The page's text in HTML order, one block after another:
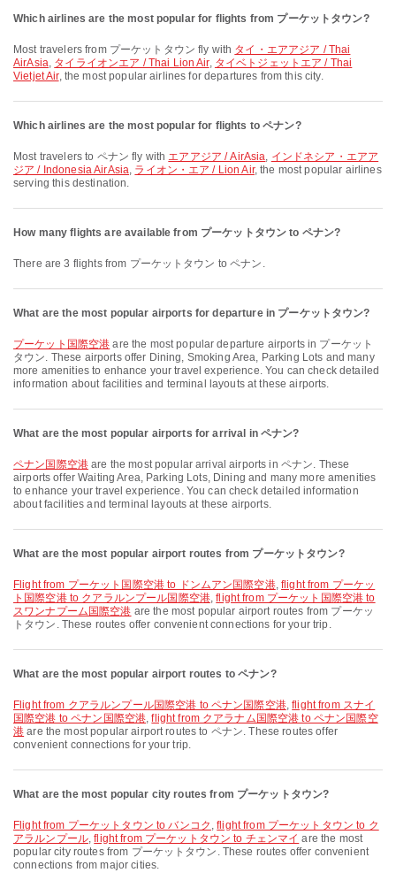
Which airlines are the most popular for flights from プーケットタウン?
Most travelers from プーケットタウン fly with タイ・エアアジア / Thai
AirAsia, タイライオンエア / Thai Lion Air, タイベトジェットエア / Thai
Vietjet Air, the most popular airlines for departures from this city.
Which airlines are the most popular for flights to ペナン?
Most travelers to ペナン fly with エアアジア / AirAsia, インドネシア・エアア
ジア / Indonesia AirAsia, ライオン・エア / Lion Air, the most popular airlines
serving this destination.
How many flights are available from プーケットタウン to ペナン?
There are 3 flights from プーケットタウン to ペナン.
What are the most popular airports for departure in プーケットタウン?
プーケット国際空港 are the most popular departure airports in プーケット
タウン. These airports offer Dining, Smoking Area, Parking Lots and many
more amenities to enhance your travel experience. You can check detailed
information about facilities and terminal layouts at these airports.
What are the most popular airports for arrival in ペナン?
ペナン国際空港are the most popular arrival airports in ペナン. These
airports offer Waiting Area, Parking Lots, Dining and many more amenities
to enhance your travel experience. You can check detailed information
about facilities and terminal layouts at these airports.
What are the most popular airport routes from プーケットタウン?
flight from プーケット国際空港 to ドンムアン国際空港,flight from プーケッ
ト国際空港 to クアラルンプール国際空港,flight from プーケット国際空港 to
スワンナプーム国際空港 are the most popular airport routes from プーケッ
トタウン. These routes offer convenient connections for your trip.
What are the most popular airport routes to ペナン?
flight from クアラルンプール国際空港 to ペナン国際空港,flight from スナイ
国際空港 to ペナン国際空港,flight from クアラナム国際空港 to ペナン国際空
港 are the most popular airport routes to ペナン. These routes offer
convenient connections for your trip.
What are the most popular city routes from プーケットタウン?
flight from プーケットタウン to バンコク ,flight from プーケットタウン to ク
アラルンプール,flight from プーケットタウン to チェンマイ are the most
popular city routes from プーケットタウン. These routes offer convenient
connections from major cities.